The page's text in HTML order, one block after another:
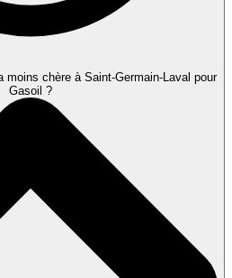
Germain-Laval pour
Gasoil ?